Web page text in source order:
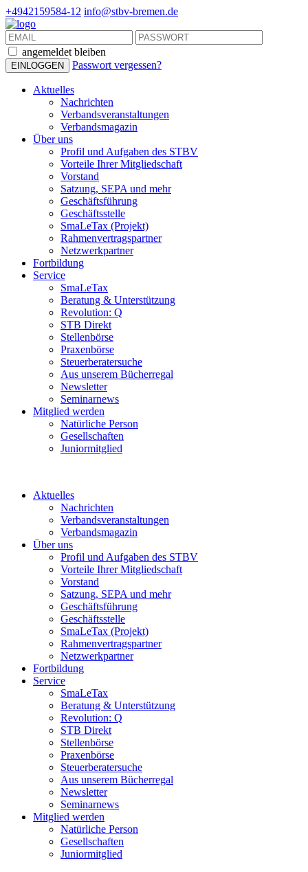
+4942159584-12 info@stbv-bremen.de
angemeldet bleiben
Passwort vergessen?
Aktuelles
Nachrichten
Verbandsveranstaltungen
Verbandsmagazin
Über uns
Profil und Aufgaben des STBV
Vorteile Ihrer Mitgliedschaft
Vorstand
Satzung, SEPA und mehr
Geschäftsführung
Geschäftsstelle
SmaLeTax (Projekt)
Rahmenvertragspartner
Netzwerkpartner
Fortbildung
Service
SmaLeTax
Beratung & Unterstützung
Revolution: Q
STB Direkt
Stellenbörse
Praxenbörse
Steuerberatersuche
Aus unserem Bücherregal
Newsletter
Seminarnews
Mitglied werden
Natürliche Person
Gesellschaften
Juniormitglied
Aktuelles
Nachrichten
Verbandsveranstaltungen
Verbandsmagazin
Über uns
Profil und Aufgaben des STBV
Vorteile Ihrer Mitgliedschaft
Vorstand
Satzung, SEPA und mehr
Geschäftsführung
Geschäftsstelle
SmaLeTax (Projekt)
Rahmenvertragspartner
Netzwerkpartner
Fortbildung
Service
SmaLeTax
Beratung & Unterstützung
Revolution: Q
STB Direkt
Stellenbörse
Praxenbörse
Steuerberatersuche
Aus unserem Bücherregal
Newsletter
Seminarnews
Mitglied werden
Natürliche Person
Gesellschaften
Juniormitglied